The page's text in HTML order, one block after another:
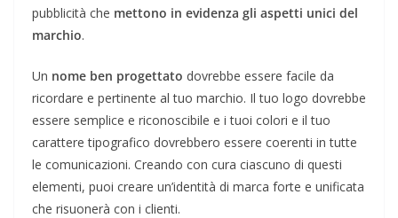
pubblicità che mettono in evidenza gli aspetti unici del
marchio.
Un nome ben progettato dovrebbe essere facile da
ricordare e pertinente al tuo marchio. Il tuo logo dovrebbe
essere semplice e riconoscibile e i tuoi colori e il tuo
carattere tipografico dovrebbero essere coerenti in tutte
le comunicazioni. Creando con cura ciascuno di questi
elementi, puoi creare un’identità di marca forte e unificata
che risuonerà con i clienti.